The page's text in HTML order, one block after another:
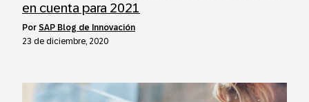
en cuenta para 2021
por SAP Blog de Innovación
23 de diciembre, 2020